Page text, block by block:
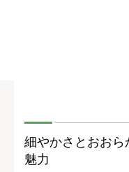
細やかさとおお
魅力